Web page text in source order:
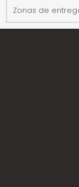
Zonas de